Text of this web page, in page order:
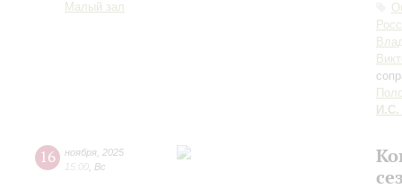
Малый зал
И.С.
16 ноября 2025
15:00 Вс